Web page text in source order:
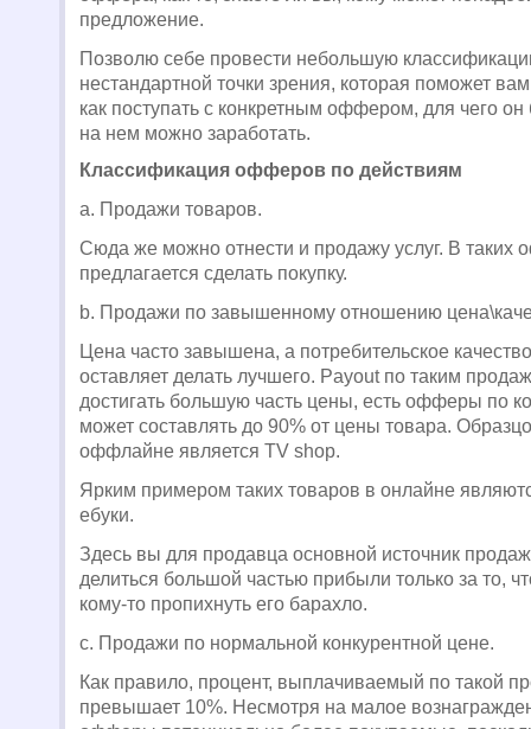
предложение.
Позволю себе провести небольшую
нестандартной точки зрения, которая поможет
как поступать с конкретным оффером, для чего он
на нем можно заработать.
Классификация офферов по действиям
а. Продажи товаров.
Сюда же можно отнести и продажу услуг. В таких
предлагается сделать покупку.
b. Продажи по завышенному отношению
Цена часто завышена, а потребительское
оставляет делать лучшего. Payout по таким
достигать большую часть цены, есть офферы по
может составлять до 90% от цены товара.
оффлайне является TV shop.
Ярким примером таких товаров в онлайне
ебуки.
Здесь вы для продавца основной источник
делиться большой частью прибыли только за то,
кому-то пропихнуть его барахло.
c. Продажи по нормальной конкурентной цене.
Как правило, процент, выплачиваемый по такой
превышает 10%. Несмотря на малое